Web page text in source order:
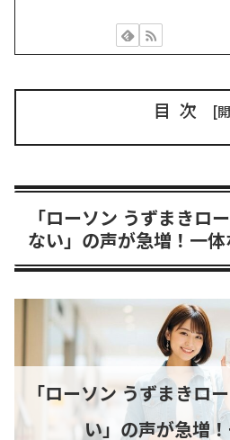
目次
「ローソン うずまきロ
ない」の声が急増！一体
「ローソン うずまきロ
い」の声が急増